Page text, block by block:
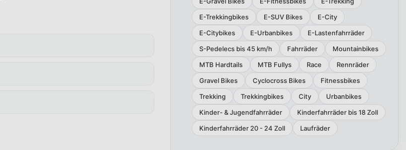
E-Trekkingbikes
E-SUV Bikes
E-City
E-Citybikes
E-Urbanbikes
E-Lastenfahrräder
S-Pedelecs bis 45 km/h
Fahrräder
Mountainbikes
MTB Hardtails
MTB Fullys Race
Rennräder
Gravel Bikes
Cyclocross Bikes
Fitnessbikes
Trekking
Trekkingbikes City
Urbanbikes
Kinder- & Jugendfahrräder
Kinderfahrräder bis 18 Zoll
Kinderfahrräder 20 - 24 Zoll
Laufräder